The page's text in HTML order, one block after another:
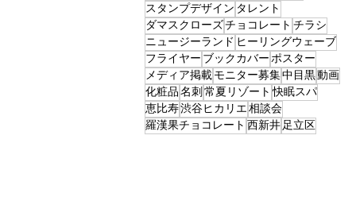
スタンプデザイン タレント
ダマスクローズチョコレート チラシ
ニュージーランド ヒーリングウェーブ
フライヤー ブックカバーポスター
メディア掲載モニター募集中目黒動画
化粧品名刺常夏リゾート 快眠スパ
恵比寿渋谷ヒカリエ相談会
羅漢果チョコレート 西新井足立区